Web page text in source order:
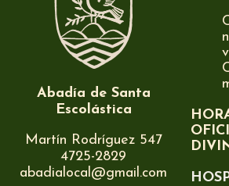
Abadía de Santa
Escolástica
Martín Rodríguez 547
4725-2829
abadialocal@gmail.com